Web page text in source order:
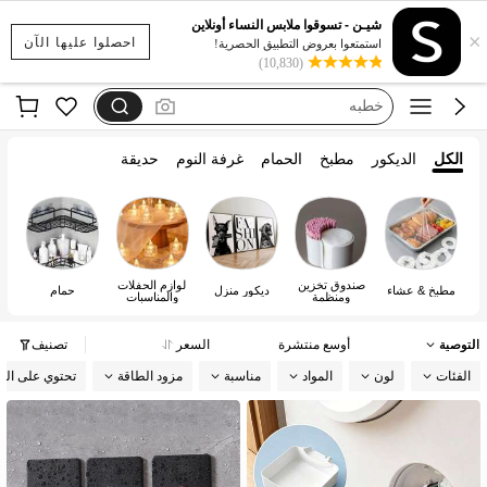
احصلوا عليها الآن ×
شيـن - تسوقوا ملابس النساء أونلاين
استمتعوا بعروض التطبيق الحصرية!
(10,830)
مجموعه
عيد الحب
خطبه
الكل الديكور مطبخ الحمام غرفة النوم حديقة
مطبخ & عشاء
صندوق تخزين
ومنظمة
ديكور منزل
لوازم الحفلات
والمناسبات
حمام
التوصية أوسع منتشرة السعر تصنيف
الفئات لون المواد مناسبة مزود الطاقة تحتوي على